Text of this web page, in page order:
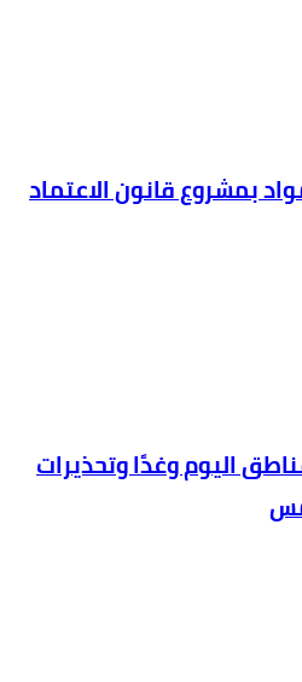
يُقر 6 مواد بمشروع قانون الاعتماد
اليوم وغدًا وتحذيرات